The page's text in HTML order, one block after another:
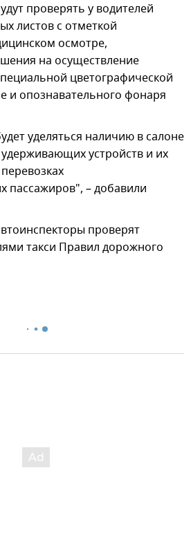
проверять у водителей
листов с отметкой
осмотре,
на осуществление
цветографической
и опознавательного фонаря
уделяться наличию в салоне
устройств и их
пассажиров", – добавили
проверят
такси Правил дорожного